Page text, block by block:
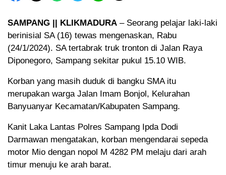
SAMPANG || KLIKMADURA – Seorang pelajar laki-laki
berinisial SA (16) tewas mengenaskan, Rabu
(24/1/2024). SA tertabrak truk tronton di Jalan Raya
Diponegoro, Sampang sekitar pukul 15.10 WIB.
Korban yang masih duduk di bangku SMA itu
merupakan warga Jalan Imam Bonjol, Kelurahan
Banyuanyar Kecamatan/Kabupaten Sampang.
Kanit Laka Lantas Polres Sampang Ipda Dodi
Darmawan mengatakan, korban mengendarai sepeda
motor Mio dengan nopol M 4282 PM melaju dari arah
timur menuju ke arah barat.